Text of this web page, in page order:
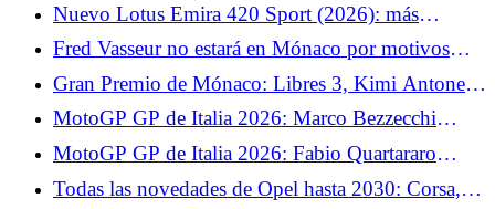
Nuevo Lotus Emira 420 Sport (2026): más
potencia, menos peso, un Lotus puro
Fred Vasseur no estará en Mónaco por motivos
médicos
Gran Premio de Mónaco: Libres 3, Kimi Antonelli
recupera el liderazgo tras las clasificaciones
MotoGP GP de Italia 2026: Marco Bezzecchi
quiere hacer brillar a Aprilia en Mugello
MotoGP GP de Italia 2026: Fabio Quartararo
explica por qué su Yamaha estará en desventaja en
Mugello
Todas las novedades de Opel hasta 2030: Corsa,